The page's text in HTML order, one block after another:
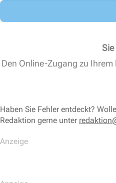
Den Online-Zugang zu
Haben Sie Fehler entdeckt?
Redaktion gerne unter